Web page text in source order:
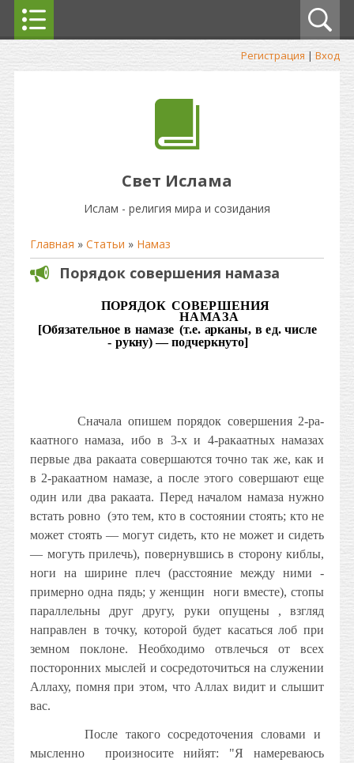
Регистрация | Вход
Свет Ислама
Ислам - религия мира и созидания
Главная » Статьи » Намаз
Порядок совершения намаза
ПОРЯДОК СОВЕРШЕНИЯ
НАМАЗА
[Обязательное в намазе (т.е. арканы, в ед. числе
- рукну) — подчеркнуто]
Cначала опишем порядок совершения 2-ра-
каатного намаза, ибо в 3-х и 4-ракаатных намазах
первые два ракаата совершаются точно так же, как и
в 2-ракаатном намазе, а после этого совершают еще
один или два ракаата. Перед началом намаза нужно
встать ровно (это тем, кто в состоянии стоять; кто не
может стоять — могут сидеть, кто не может и сидеть
— могуть прилечь), повернувшись в сторону киблы,
ноги на ширине плеч (расстояние между ними -
примерно одна пядь; у женщин
ноги вместе), стопы
параллельны друг другу, руки опущены , взгляд
направлен в точку, которой будет касаться лоб при
земном поклоне. Необходимо отвлечься от всех
посторонних мыслей и сосредоточиться на служении
Аллаху, помня при этом, что Аллах видит и слышит
вас.
После такого сосредоточения словами и
мысленно
произносите нийят: "Я намереваюсь